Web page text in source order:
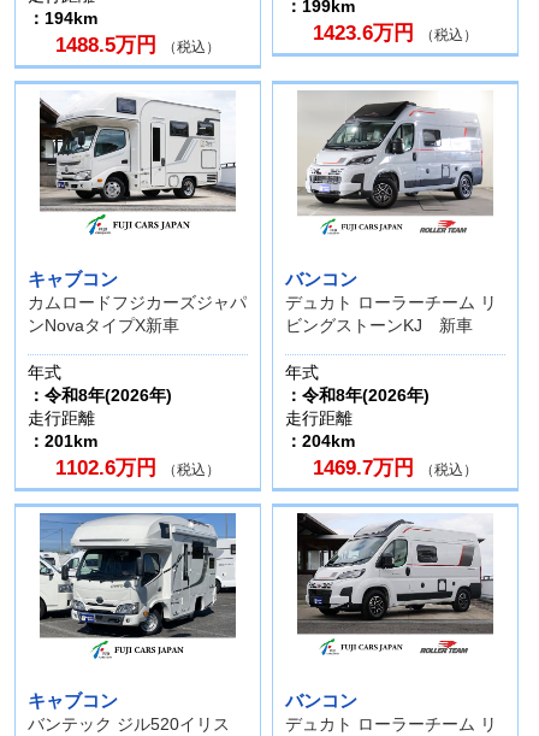
：194km
1488.5万円 （税込）
：199km
1423.6万円 （税込）
キャブコン
カムロードフジカーズジャパ
ンNovaタイプX新車
年式
：令和8年(2026年)
走行距離
：201km
1102.6万円 （税込）
バンコン
デュカト ローラーチーム リ
ビングストーンKJ 新車
年式
：令和8年(2026年)
走行距離
：204km
1469.7万円 （税込）
キャブコン
バンテック ジル520イリス
バンコン
デュカト ローラーチーム リ